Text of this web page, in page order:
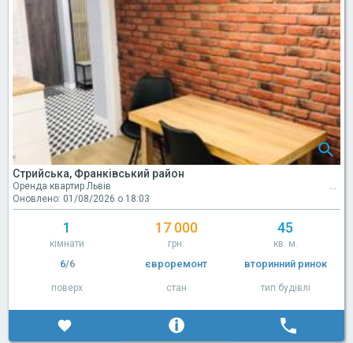
Стрийська, Франківський район
Оренда квартир Львів
Оновлено: 01/08/2026 о 18:03
1
кімнати
17 000
грн.
45
кв. м.
6/6
поверх
євроремонт
стан
вторинний ринок
тип будівлі